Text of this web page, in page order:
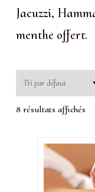
Jacuzzi,
menthe offert.
8 résultats affichés